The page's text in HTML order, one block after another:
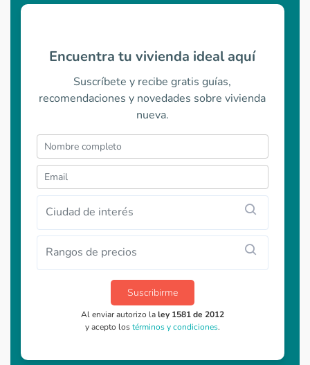
Encuentra tu vivienda ideal aquí
Suscríbete y recibe gratis guías,
recomendaciones y novedades sobre vivienda
nueva.
Ciudad de interés
Rangos de precios
Suscribirme
Al enviar autorizo laley 1581 de 2012
y acepto lostérminos y condiciones.